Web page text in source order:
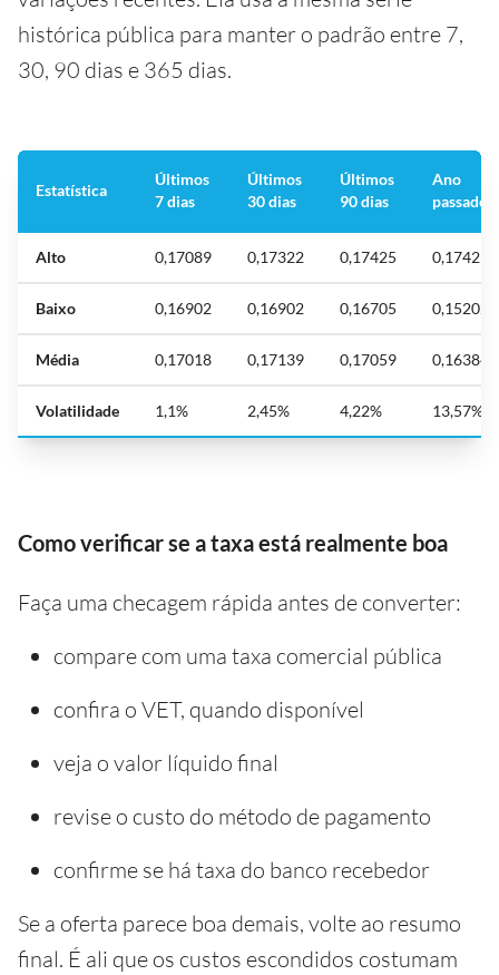
histórica pública para manter o padrão entre 7,
30, 90 dias e 365 dias.
Estatística
Últimos
7 dias
Últimos
30 dias
Últimos
90 dias
Ano
passado
Alto 0,17089 0,17322 0,17425 0,17425
Baixo 0,16902 0,16902 0,16705 0,15202
Média 0,17018 0,17139 0,17059 0,16384
Volatilidade 1,1% 2,45% 4,22% 13,57%
Como verificar se a taxa está realmente boa
Faça uma checagem rápida antes de converter:
compare com uma taxa comercial pública
confira o VET, quando disponível
veja o valor líquido final
revise o custo do método de pagamento
confirme se há taxa do banco recebedor
Se a oferta parece boa demais, volte ao resumo
final. É ali que os custos escondidos costumam